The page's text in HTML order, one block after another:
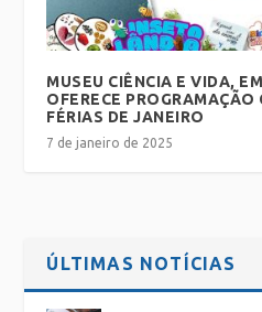
MUSEU CIÊNCIA E VIDA,
OFERECE PROGRAMAÇÃO
FÉRIAS DE JANEIRO
7 de janeiro de 2025
ÚLTIMAS NOTÍCIAS